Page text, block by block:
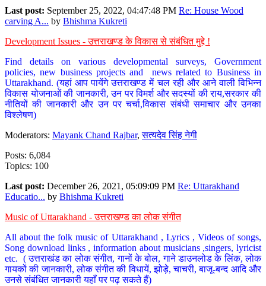
Last post: September 25, 2022, 04:47:48 PM Re: House Wood
carving A... by Bhishma Kukreti
Development Issues - उत्तराखण्ड के विकास से संबंधित मुद्दे !
Find details on various developmental surveys, Government
policies, new business projects and news related to Business in
Uttarakhand. (यहां आप पायेंगे उत्तराखण्ड में चल रही और आने वाली विभिन्न
विकास योजनाओं की जानकारी, उन पर विमर्श और सदस्यों की राय,सरकार की
नीतियों की जानकारी और उन पर चर्चा,विकास संबंधी समाचार और उनका
विश्लेषण)
Moderators: Mayank Chand Rajbar,सत्यदेव सिंह नेगी
Posts: 6,084
Topics: 100
Last post: December 26, 2021, 05:09:09 PM Re: Uttarakhand
Educatio... by Bhishma Kukreti
Music of Uttarakhand - उत्तराखण्ड का लोक संगीत
All about the folk music of Uttarakhand , Lyrics , Videos of songs,
Song download links , information about musicians ,singers, lyricist
etc. ( उत्तराखंड का लोक संगीत, गानों के बोल, गाने डाउनलोड के लिंक, लोक
गायकों की जानकारी, लोक संगीत की विधायें, झोड़े, चाचरी, बाजू-बन्द आदि और
उनसे संबंधित जानकारी यहाँ पर पढ़ सकते हैं)